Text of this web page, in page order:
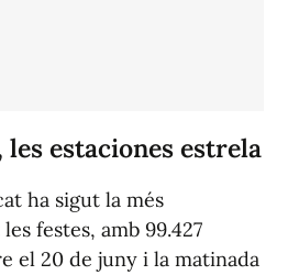
estaciones estrela
ha sigut la més
festes, amb 99.427
el 20 de juny i la matinada